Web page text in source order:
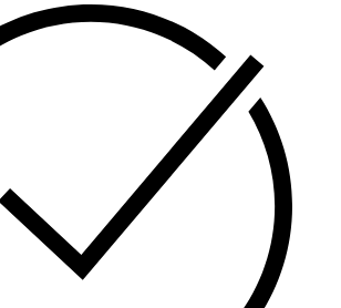
კონსტრუქციით და მაღალი
საუკეთესო არჩევანია უწყვეტი
(UPS) და უსაფრთხოების